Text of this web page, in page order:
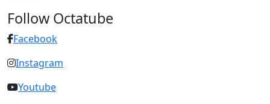
Follow Octatube
Facebook
Instagram
Youtube